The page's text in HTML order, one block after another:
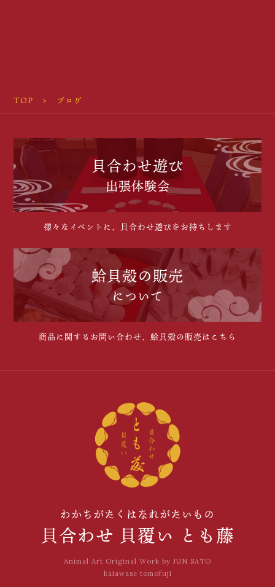
TOP ブログ
貝合わせ遊び
出張体験会
様々なイベントに、貝合わせ遊びをお持ちします
蛤貝殻の販売
について
商品に関するお問い合わせ、蛤貝殻の販売はこちら
わかちがたくはなれがたいもの
貝合わせ 貝覆い とも藤
Animal Art Original Work by JUN SATO
kaiawase tomofuji